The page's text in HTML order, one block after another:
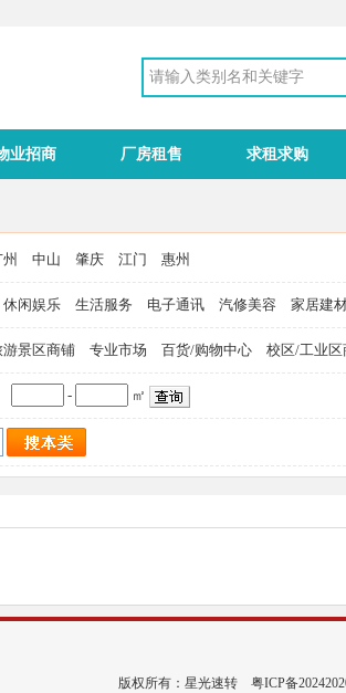
业招商 厂房租售 求租求购
中山 肇庆 江门 惠州
休闲娱乐 生活服务 电子通讯 汽修美容 家居建
游景区商铺 专业市场 百货/购物中心 校区/工业区
- ㎡
版权所有：星光速转 粤ICP备